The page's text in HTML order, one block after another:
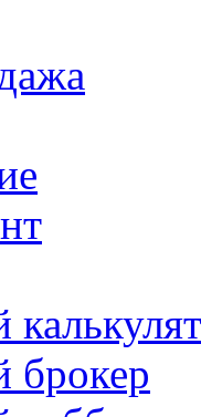
брокер